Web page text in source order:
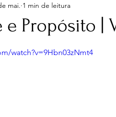
Música e video
e Propósito |
mai. 1 min de leitura
5 estrelas.
watch?v=9Hbn03zNmt4